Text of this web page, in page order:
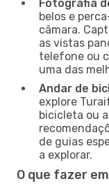
Fotografia
belos e
câmara.
as vistas
telefone ou
uma das
Andar de
explore
bicicleta ou
de guias
a explorar.
O que fazer